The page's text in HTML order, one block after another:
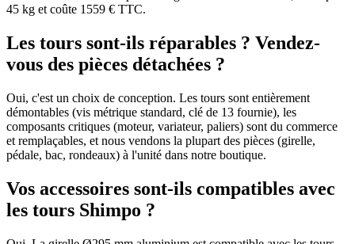
45 kg et coûte 1559 € TTC.
Les tours sont-ils réparables ? Vendez-
vous des pièces détachées ?
Oui, c'est un choix de conception. Les tours sont entièrement
démontables (vis métrique standard, clé de 13 fournie), les
composants critiques (moteur, variateur, paliers) sont du commerce
et remplaçables, et nous vendons la plupart des pièces (girelle,
pédale, bac, rondeaux) à l'unité dans notre boutique.
Vos accessoires sont-ils compatibles avec
les tours Shimpo ?